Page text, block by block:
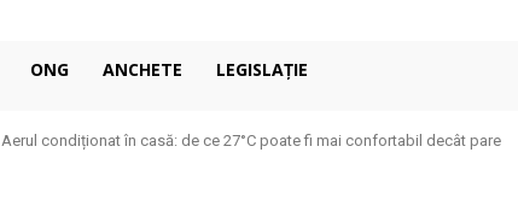
ONG ANCHETE LEGISLAȚIE
Aerul condiționat în casă: de ce 27°C poate fi mai confortabil decât pare